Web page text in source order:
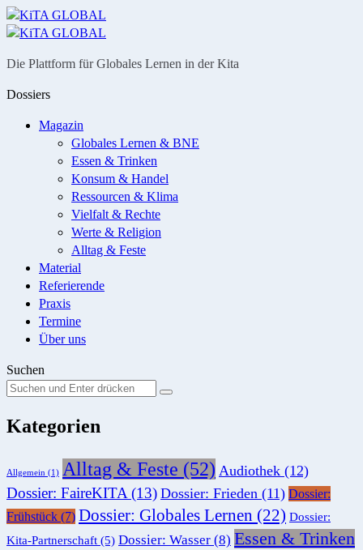
Menü
Suche
Die Plattform für Globales Lernen in der Kita
Dossiers
Magazin
Globales Lernen & BNE
Essen & Trinken
Konsum & Handel
Ressourcen & Klima
Vielfalt & Rechte
Werte & Religion
Alltag & Feste
Material
Referierende
Praxis
Termine
Über uns
Suchen
Suchen
nach:
Suche
Kategorien
Allgemein (1) Alltag & Feste (52) Audiothek (12)
Dossier: FaireKITA (13) Dossier: Frieden (11) Dossier:
Frühstück (7) Dossier: Globales Lernen (22) Dossier:
Kita-Partnerschaft (5) Dossier: Wasser (8) Essen & Trinken